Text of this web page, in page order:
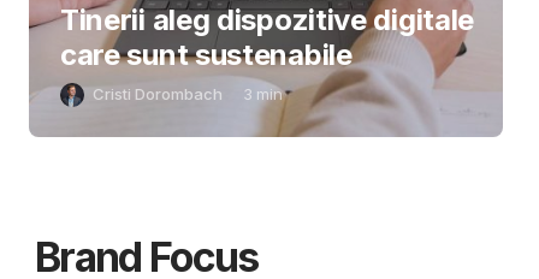
Tinerii aleg dispozitive digitale
care sunt sustenabile
Cristi Dorombach 3 min
Brand Focus